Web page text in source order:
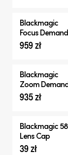
Blackmagic
Focus Demand
959 zł
Blackmagic
Zoom
935 zł
Blackmagic
Lens Cap
39 zł